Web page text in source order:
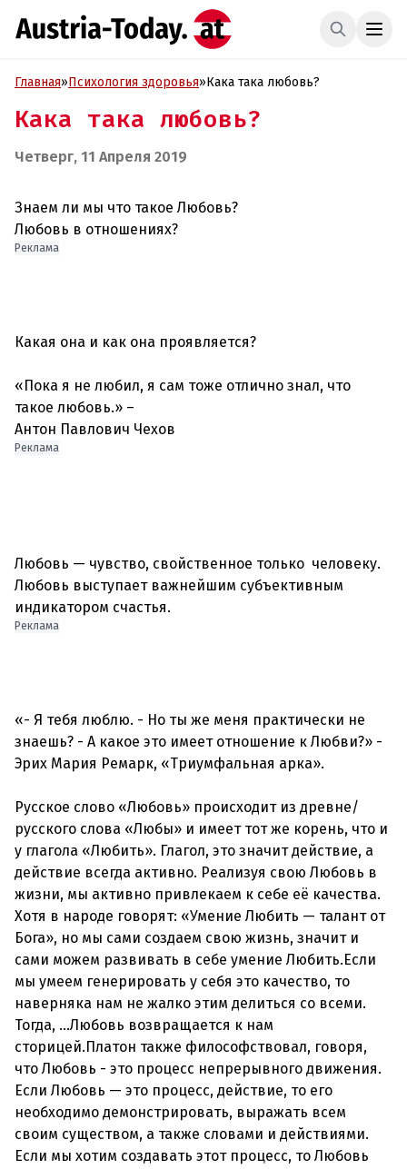
Главная»Психология здоровья»Кака така любовь?
Кака така любовь?
Четверг, 11 Апреля 2019
Знаем ли мы что такое Любовь?
Любовь в отношениях?
Реклама
Какая она и как она проявляется?
«Пока я не любил, я сам тоже отлично знал, что
такое любовь.» –
Антон Павлович Чехов
Реклама
Любовь — чувство, свойственное только человеку.
Любовь выступает важнейшим субъективным
Реклама
«- Я тебя люблю. - Но ты же меня практически не
знаешь? - А какое это имеет отношение к Любви?» -
Эрих Мария Ремарк, «Триумфальная арка».
Русское слово «Любовь» происходит из древне/
русского слова «Любы» и имеет тот же корень, что и
у глагола «Любить». Глагол, это значит действие, а
действие всегда активно. Реализуя свою Любовь в
жизни, мы активно привлекаем к себе её качества.
Хотя в народе говорят: «Умение Любить — талант от
Бога», но мы сами создаем свою жизнь, значит и
сами можем развивать в себе умение Любить.Если
мы умеем генерировать у себя это качество, то
наверняка нам не жалко этим делиться со всеми.
Тогда, …Любовь возвращается к нам
сторицей.Платон также философствовал, говоря,
что Любовь - это процесс непрерывного движения.
Если Любовь — это процесс, действие, то его
необходимо демонстрировать, выражать всем
своим существом, а также словами и действиями.
Если мы хотим создавать этот процесс, то Любовь